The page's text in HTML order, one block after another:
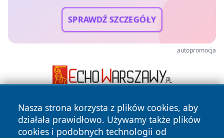
SPRAWDŹ SZCZEGÓŁY
autopromocja
Nasza strona korzysta z plików cookies, aby
działała prawidłowo. Używamy także plików
cookies i podobnych technologii od